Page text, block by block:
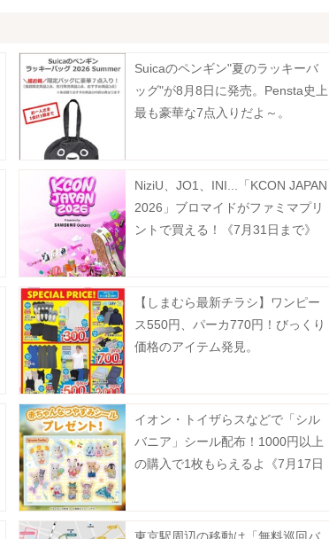
Suicaのペンギン"夏のラッキーバ
ッグ"が8月8日に発売。Pensta史上
最も豪華な7点入りだよ～。
NiziU、JO1、INI...「KCON JAPAN
2026」ブロマイドがファミマプリ
ントで買える！《7月31日まで》
【しまむら最新チラシ】ワンピー
ス550円、パーカ770円！びっくり
価格のアイテム発見。
イオン・トイザらスなどで「シル
バニア」シール配布！1000円以上
の購入で1枚もらえるよ《7月17日